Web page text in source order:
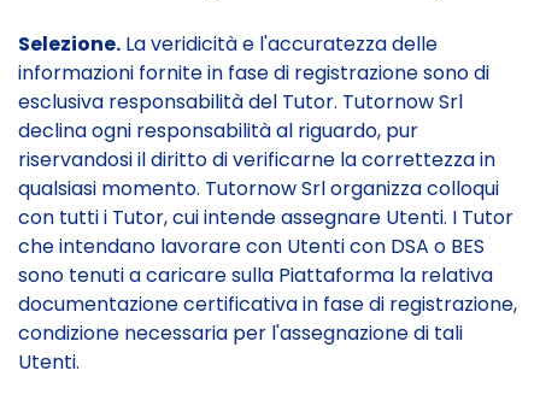
Selezione. La veridicità e l'accuratezza delle
informazioni fornite in fase di registrazione sono di
esclusiva responsabilità del Tutor. Tutornow Srl
declina ogni responsabilità al riguardo, pur
riservandosi il diritto di verificarne la correttezza in
qualsiasi momento. Tutornow Srl organizza colloqui
con tutti i Tutor, cui intende assegnare Utenti. I Tutor
che intendano lavorare con Utenti con DSA o BES
sono tenuti a caricare sulla Piattaforma la relativa
documentazione certificativa in fase di registrazione,
condizione necessaria per l'assegnazione di tali
Utenti.